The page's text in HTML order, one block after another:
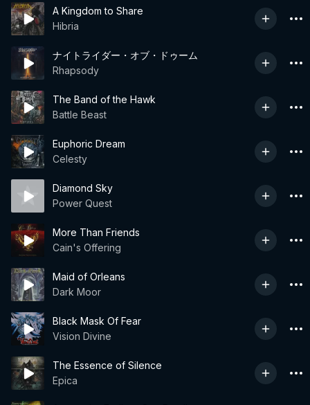
A Kingdom to Share
Hibria
ナイトライダー・オブ・ドゥーム
Rhapsody
The Band of the Hawk
Battle Beast
Euphoric Dream
Celesty
Diamond Sky
Power Quest
More Than Friends
Cain's Offering
Maid of Orleans
Dark Moor
Black Mask Of Fear
Vision Divine
The Essence of Silence
Epica